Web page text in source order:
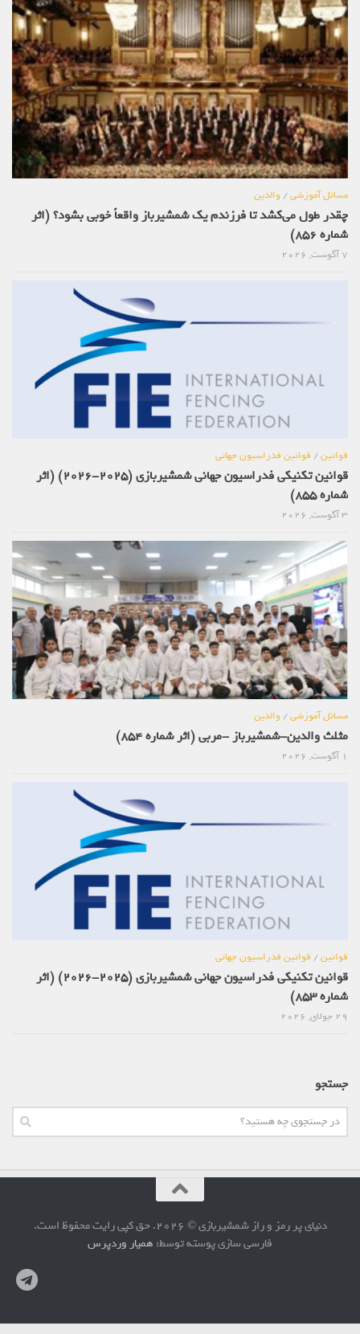
مسائل آموزشی/والدین
چقدر طول می‌کشد تا فرزندم یک شمشیرباز واقعاً خوبی بشود؟ (اثر
شماره 856)
قوانین/قوانین فدراسیون جهانی
قوانین تکنیکی فدراسیون جهانی شمشیربازی (2025-2026) (اثر
شماره 855)
مسائل آموزشی/والدین
مثلث والدین-شمشیرباز -مربی (اثر شماره 854)
قوانین/قوانین فدراسیون جهانی
قوانین تکنیکی فدراسیون جهانی شمشیربازی (2025-2026) (اثر
شماره 853)
جستجو
دنیای پر رمز و راز شمشیربازی © 2026. حق کپی رایت محفوظ است.
فارسی سازی پوسته توسط:همیار وردپرس